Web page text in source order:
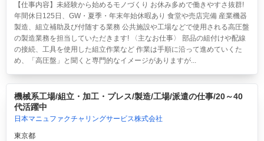
【仕事内容】未経験から始めるモノづくり お休み多めで働きやすさ抜群!
年間休日125日、GW・夏季・年末年始休暇あり 食堂や売店完備 産業機器
製造、組立補助及び付随する業務 公共施設や工場などで使用される高圧盤
の製造業務を担当していただきます! 〈主なお仕事〉 部品の組付けや配線
の接続、工具を使用した組立作業など 作業は手順に沿って進めていくた
め、「高圧盤」と聞くと専門的なイメージがありますが...
機械系工場/組立・加工・プレス/製造/工場/派遣の仕事/20～40
代活躍中
日本マニュファクチャリングサービス株式会社
東京都